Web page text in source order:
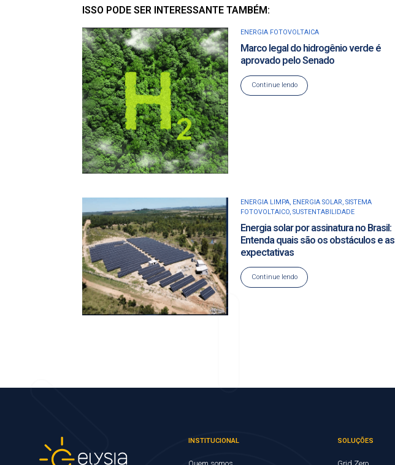
ISSO PODE SER INTERESSANTE TAMBÉM:
ENERGIA FOTOVOLTAICA
Marco legal do hidrogênio verde é
aprovado pelo Senado
Continue lendo
ENERGIA LIMPA, ENERGIA SOLAR,SISTEMA
FOTOVOLTAICO,SUSTENTABILIDADE
Energia solar por assinatura no Brasil:
Entenda quais são os obstáculos e as
expectativas
Continue lendo
INSTITUCIONAL SOLUÇÕES